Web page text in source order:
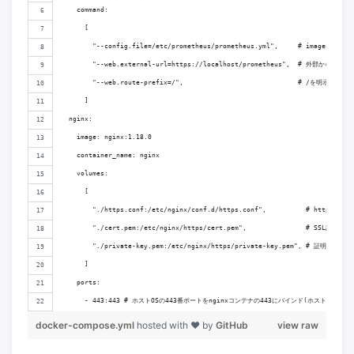
    command:
      [
"--config.file=/etc/prometheus/prometheus.yml",     # imageに組み込ま
"--web.external-url=https://localhost/prometheus",  # 外部から参照され
        "--web.route-prefix=/",                             # /を明示的に指定
      ]
  nginx:
    image: nginx:1.18.0
    container_name: nginx
    volumes:
      [
"./https.conf:/etc/nginx/conf.d/https.conf",          # httpsで動かす
        "./cert.pem:/etc/nginx/https/cert.pem",               # SSL証明書
"./private-key.pem:/etc/nginx/https/private-key.pem", # 証明書に紐づ
      ]
    ports:
- 443:443 # ホストOSの443番ポートをnginxコンテナの443にバインド(ホストから
view raw
docker-compose.yml hosted with ❤ by GitHub